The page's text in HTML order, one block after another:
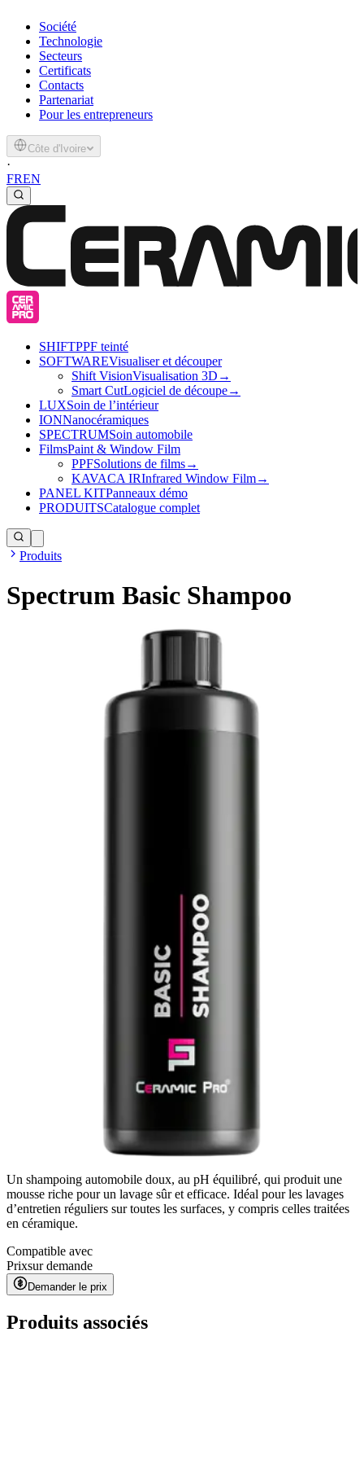
Société
Technologie
Secteurs
Certificats
Contacts
Partenariat
Pour les entrepreneurs
Côte d'Ivoire
·
FREN
SHIFTPPF teinté
SOFTWAREVisualiser et découper
Shift VisionVisualisation 3D →
Smart CutLogiciel de découpe→
LUXSoin de l’intérieur
IONNanocéramiques
SPECTRUMSoin automobile
FilmsPaint & Window Film
PPFSolutions de films→
KAVACA IRInfrared Window Film→
PANEL KITPanneaux démo
PRODUITSCatalogue complet
Produits
Spectrum Basic Shampoo
Un shampoing automobile doux, au pH équilibré, qui produit une
mousse riche pour un lavage sûr et efficace. Idéal pour les lavages
d’entretien réguliers sur toutes les surfaces, y compris celles traitées
en céramique.
Compatible avec
Prixsur demande
Demander le prix
Produits associés